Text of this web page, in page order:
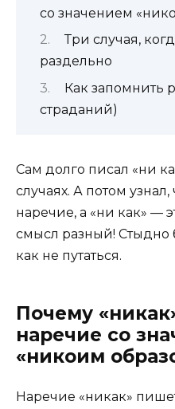
со значением
Три случая,
раздельно
Как запомнить
страданий)
Сам долго писал «ни
случаях. А потом
наречие, а «ни как» —
смысл разный! Стыдно
как не путаться.
Почему
наречие со
«никоим
Наречие «никак»